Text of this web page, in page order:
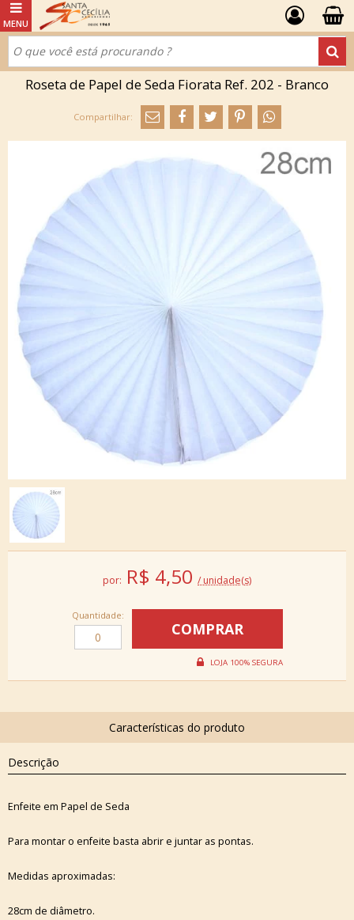
Roseta de Papel de Seda Fiorata Ref. 202 - Branco
por: R$ 4,50 / unidade(s)
Quantidade:
Descrição
Enfeite em Papel de Seda
Para montar o enfeite basta abrir e juntar as pontas.
Medidas aproximadas:
28cm de diâmetro.